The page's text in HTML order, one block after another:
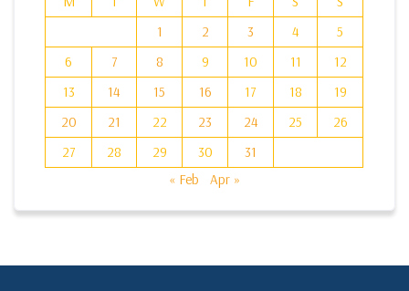
1
2 3 4
5
6
7 8 9 10 11
12
13
14 15 16 17 18
19
20
21 22 23 24 25
26
27
28 29 30
31
« Feb
Apr »